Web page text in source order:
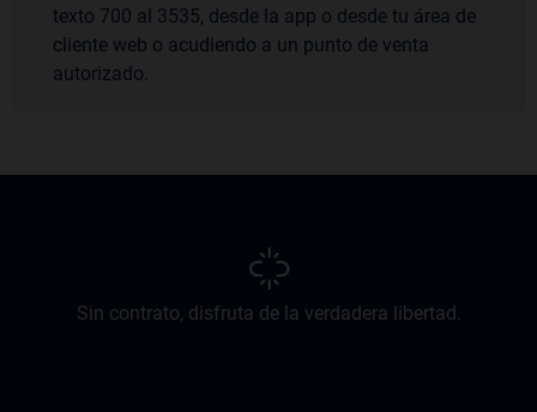
texto 700 al 3535, desde la app o desde tu área de
cliente web o acudiendo a un punto de venta
autorizado.
Sin contrato, disfruta de la verdadera libertad.